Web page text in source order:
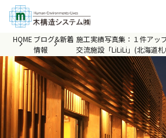
HOME ブログ&新着
情報
施工実績写真集：１件アッ
交流施設「LiLiLi」(北海道札